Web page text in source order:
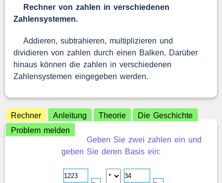
Rechner von zahlen in verschiedenen
Zahlensystemen.
Addieren, subtrahieren, multiplizieren und
dividieren von zahlen durch einen Balken. Darüber
hinaus können die zahlen in verschiedenen
Zahlensystemen eingegeben werden.
Rechner Anleitung Theorie
Die Geschichte
Problem melden
Geben Sie zwei zahlen ein und
geben Sie deren Basis ein: